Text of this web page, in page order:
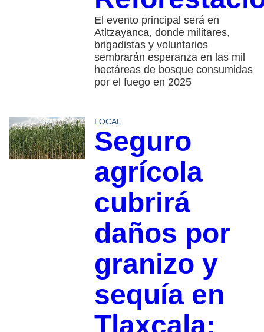
El evento principal será en
Atltzayanca, donde militares,
brigadistas y voluntarios
sembrarán esperanza en las mil
hectáreas de bosque consumidas
por el fuego en 2025
LOCAL
Seguro
agrícola
cubrirá
daños por
granizo y
sequía en
Tlaxcala;